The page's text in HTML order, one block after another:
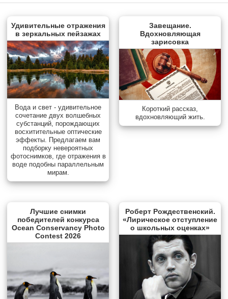
Удивительные отражения
в зеркальных пейзажах
Вода и свет - удивительное
сочетание двух волшебных
субстанций, порождающих
восхитительные оптические
эффекты. Предлагаем вам
подборку невероятных
фотоснимков, где отражения в
воде подобны параллельным
мирам.
Завещание.
Вдохновляющая
зарисовка
Короткий рассказ,
вдохновляющий жить.
Лучшие снимки
победителей конкурса
Ocean Conservancy Photo
Contest 2026
Роберт Рождественский.
«Лирическое отступление
о школьных оценках»